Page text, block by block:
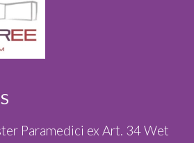
Paramedici ex Art. 34 Wet